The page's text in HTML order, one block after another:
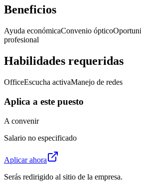
Beneficios
Ayuda económicaConvenio óptico
profesional
Habilidades requeridas
OfficeEscucha activaManejo de redes
Aplica a este puesto
A convenir
Salario no especificado
Aplicar ahora
Serás redirigido al sitio de la empresa.